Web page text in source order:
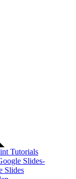
Tutorials
Slides-
Slides